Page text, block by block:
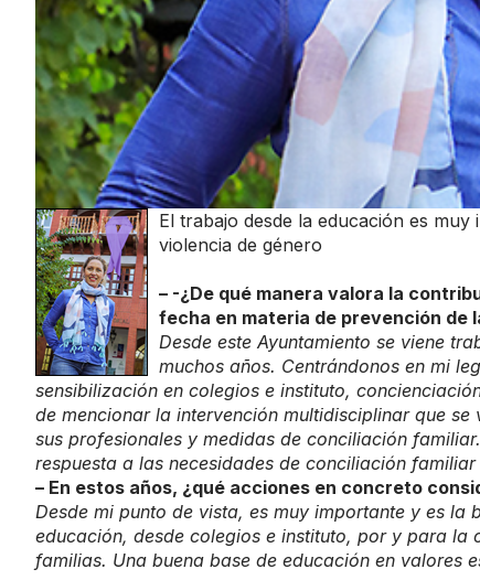
El trabajo desde la educación es
violencia de género
– -¿De qué manera valora la
fecha en materia de prevención de
Desde este Ayuntamiento se viene
muchos años. Centrándonos en mi
sensibilización en colegios e instituto,
de mencionar la intervención multidisciplinar que
sus profesionales y medidas de conciliación
respuesta a las necesidades de conciliación
– En estos años, ¿qué acciones en concreto
Desde mi punto de vista, es muy importante y es
educación, desde colegios e instituto, por y para
familias. Una buena base de educación en valores